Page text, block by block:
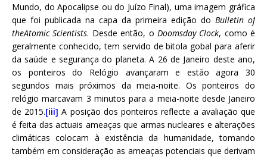
Mundo, do Apocalipse ou do Juízo Final), uma imagem gráfica
que foi publicada na capa da primeira edição do Bulletin of
theAtomic Scientists. Desde então, o Doomsday Clock, como é
geralmente conhecido, tem servido de bitola gobal para aferir
da saúde e segurança do planeta. A 26 de Janeiro deste ano,
os ponteiros do Relógio avançaram e estão agora 30
segundos mais próximos da meia-noite. Os ponteiros do
relógio marcavam 3 minutos para a meia-noite desde Janeiro
de 2015.[iii] A posição dos ponteiros reflecte a avaliação que
é feita das actuais ameaças que armas nucleares e alterações
climáticas colocam à existência da humanidade, tomando
também em consideração as ameaças potenciais que derivam